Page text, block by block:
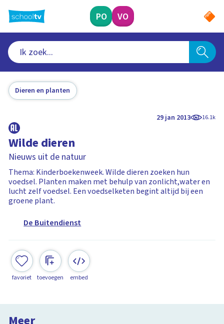
naar
hoofdinhoud
PO VO
Dieren en planten
29 jan 2013 16.1k
Wilde dieren
Nieuws uit de natuur
Thema: Kinderboekenweek. Wilde dieren zoeken hun
voedsel. Planten maken met behulp van zonlicht,water en
lucht zelf voedsel. Een voedselketen begint altijd bij een
groene plant.
De Buitendienst
favoriet toevoegen embed